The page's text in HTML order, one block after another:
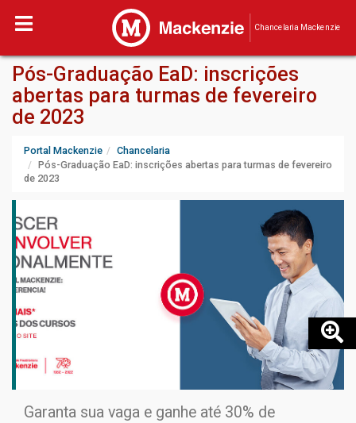
Chancelaria Mackenzie
Pós-Graduação EaD: inscrições
abertas para turmas de fevereiro
de 2023
Portal Mackenzie
Chancelaria
Pós-Graduação EaD: inscrições abertas para turmas de fevereiro
de 2023
Garanta sua vaga e ganhe até 30% de